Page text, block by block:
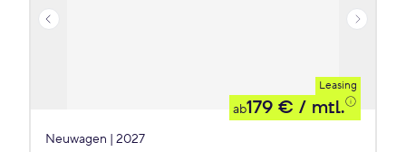
Leasing
ab179 € / mtl.
Neuwagen | 2027